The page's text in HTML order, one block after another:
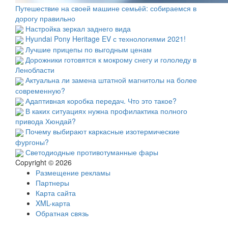
Путешествие на своей машине семьёй: собираемся в
дорогу правильно
Настройка зеркал заднего вида
Hyundai Pony Heritage EV с технологиями 2021!
Лучшие прицепы по выгодным ценам
Дорожники готовятся к мокрому снегу и гололеду в
Ленобласти
Актуальна ли замена штатной магнитолы на более
современную?
Адаптивная коробка передач. Что это такое?
В каких ситуациях нужна профилактика полного
привода Хюндай?
Почему выбирают каркасные изотермические
фургоны?
Светодиодные противотуманные фары
Copyright © 2026
Размещение рекламы
Партнеры
Карта сайта
XML-карта
Обратная связь